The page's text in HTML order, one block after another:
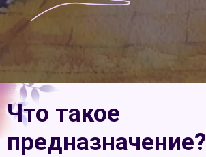
Что такое
предназначение?